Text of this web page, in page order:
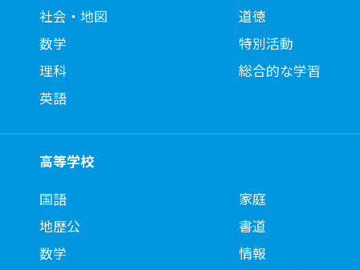
社会・地図
数学
理科
英語
道徳
特別活動
総合的な学習
高等学校
国語
地歴公
数学
家庭
書道
情報